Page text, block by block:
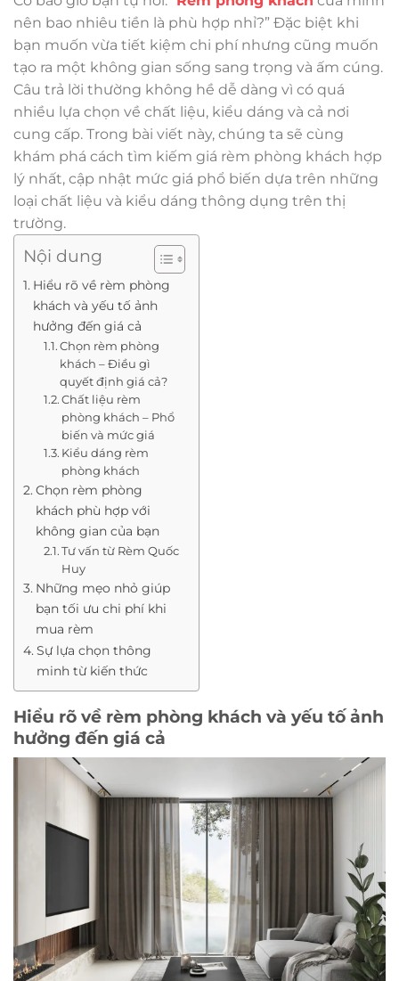
nên bao nhiêu tiền là phù hợp nhỉ?” Đặc biệt khi
bạn muốn vừa tiết kiệm chi phí nhưng cũng muốn
tạo ra một không gian sống sang trọng và ấm cúng.
Câu trả lời thường không hề dễ dàng vì có quá
nhiều lựa chọn về chất liệu, kiểu dáng và cả nơi
cung cấp. Trong bài viết này, chúng ta sẽ cùng
khám phá cách tìm kiếm giá rèm phòng khách hợp
lý nhất, cập nhật mức giá phổ biến dựa trên những
loại chất liệu và kiểu dáng thông dụng trên thị
trường.
Nội dung
Hiểu rõ về rèm phòng
khách và yếu tố ảnh
hưởng đến giá cả
Chọn rèm phòng
khách – Điều gì
quyết định giá cả?
Chất liệu rèm
phòng khách – Phổ
biến và mức giá
Kiểu dáng rèm
phòng khách
Chọn rèm phòng
khách phù hợp với
không gian của bạn
Tư vấn từ Rèm Quốc
Huy
Những mẹo nhỏ giúp
bạn tối ưu chi phí khi
mua rèm
Sự lựa chọn thông
minh từ kiến thức
Hiểu rõ về rèm phòng khách và yếu tố ảnh
hưởng đến giá cả